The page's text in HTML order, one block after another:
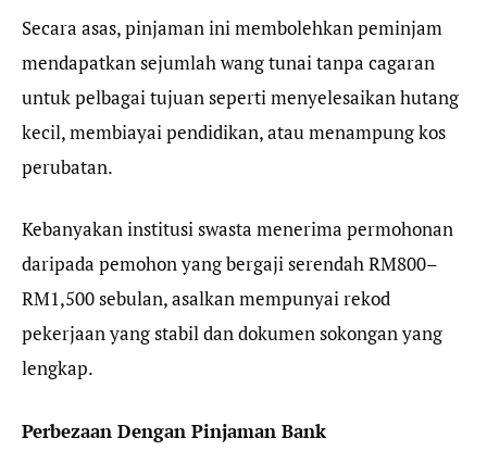
Secara asas, pinjaman ini membolehkan peminjam
mendapatkan sejumlah wang tunai tanpa cagaran
untuk pelbagai tujuan seperti menyelesaikan hutang
kecil, membiayai pendidikan, atau menampung kos
perubatan.
Kebanyakan institusi swasta menerima permohonan
daripada pemohon yang bergaji serendah RM800–
RM1,500 sebulan, asalkan mempunyai rekod
pekerjaan yang stabil dan dokumen sokongan yang
lengkap.
Perbezaan Dengan Pinjaman Bank